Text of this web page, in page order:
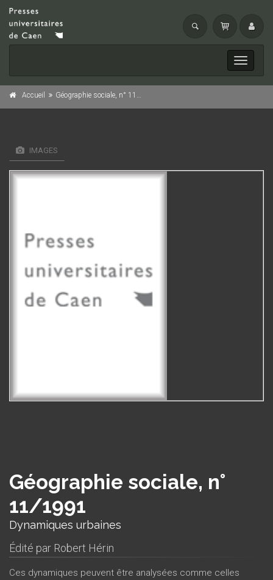
Toggle
Accueil Géographie sociale, n° 11/1991
IMAGES
Géographie sociale, n°
11/1991
Dynamiques urbaines
Édité par Robert Hérin
Ces dynamiques peuvent être analysées comme celles